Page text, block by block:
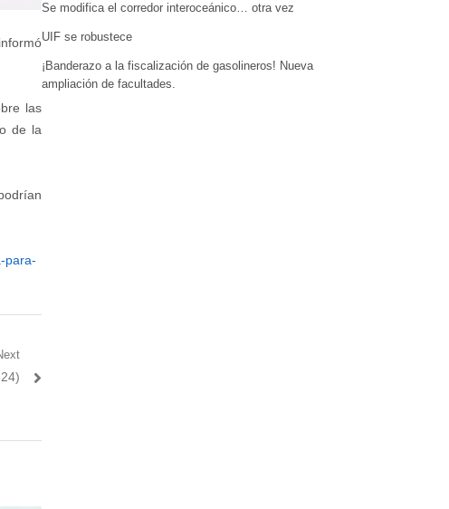
las
de la
para-
Se modifica el corredor interoceánico… otra vez
UIF se robustece
¡Banderazo a la fiscalización de gasolineros! Nueva
ampliación de facultades.